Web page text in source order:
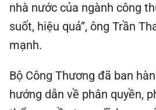
nhà nước của ngành công
suốt, hiệu quả”, ông Trần
mạnh.
Bộ Công Thương đã ban
hướng dẫn về phân quyền,